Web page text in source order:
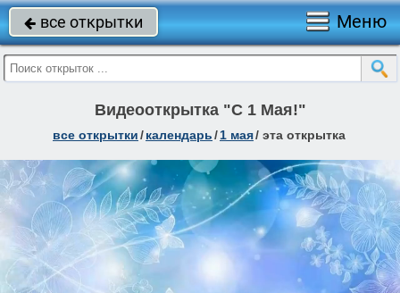
 все открытки Меню
Видеооткрытка "С 1 Мая!"
все открытки/календарь/1 мая/ эта открытка